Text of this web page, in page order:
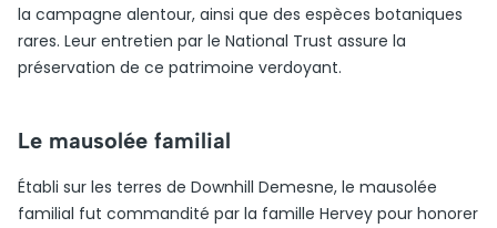
la campagne alentour, ainsi que des espèces botaniques
rares. Leur entretien par le National Trust assure la
préservation de ce patrimoine verdoyant.
Le mausolée familial
Établi sur les terres de Downhill Demesne, le mausolée
familial fut commandité par la famille Hervey pour honorer